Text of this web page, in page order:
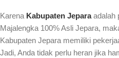
Karena Kabupaten Jeparaadalah
Majalengka 100% Asli Jepara,
Kabupaten Jepara memiliki
Jadi, Anda tidak perlu heran jika